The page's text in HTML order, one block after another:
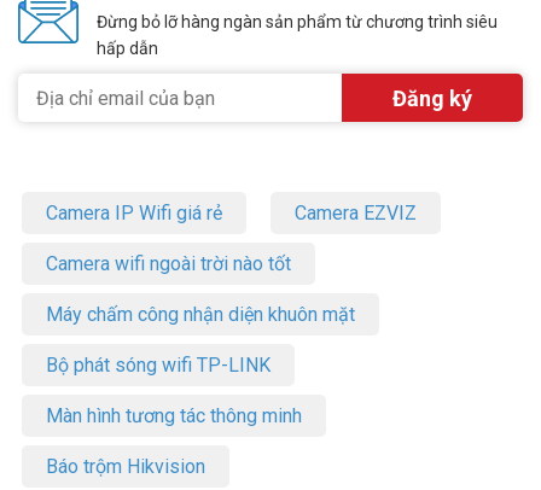
Đừng bỏ lỡ hàng ngàn sản phẩm từ chương trình siêu
hấp dẫn
Camera IP Wifi giá rẻ Camera EZVIZ
Camera wifi ngoài trời nào tốt
Máy chấm công nhận diện khuôn mặt
Bộ phát sóng wifi TP-LINK
Màn hình tương tác thông minh
Báo trộm Hikvision